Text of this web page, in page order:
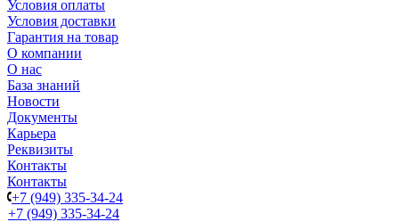
Условия оплаты
Условия доставки
Гарантия на товар
О компании
О нас
База знаний
Новости
Документы
Карьера
Реквизиты
Контакты
Контакты
+7 (949) 335-34-24
+7 (949) 335-34-24